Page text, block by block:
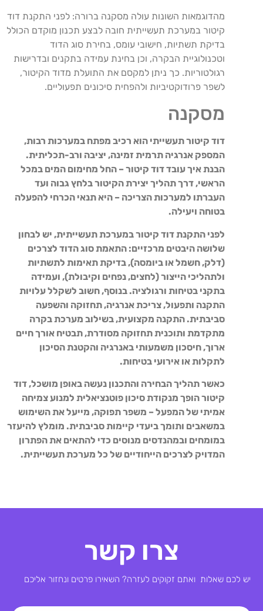
מהדוגמאות השונות עולה מסקנה ברורה: לפני התקנת דוד
קיטור במערכת תעשייתית חובה לבצע תכנון מוקדם הכולל
בדיקת תשתיות, חישובי עומס, בחירת סוג הדוד
וטכנולוגיית הבקרה, וכן בחינת עמידה בתקנים ובדרישות
רגולטוריות. כך ניתן למקסם את התועלת מדוד הקיטור,
לשפר פרודוקטיביות ולהפחית סיכונים תפעוליים.
מסקנה
דוד קיטור תעשייתי הוא רכיב מפתח במערכות רבות,
המספק אנרגיה תרמית זמינה, יציבה ורב-תכליתית.
הבנת איך עובד דוד קיטור – החל מחימום המים במכל
הראשי, דרך תהליך יצירת הקיטור בלחץ גבוה ועד
העברתו למערכות הצריכה – היא תנאי הכרחי להפעלה
בטוחה ויעילה.
לפני התקנת דוד קיטור במערכת תעשייתית, יש לבחון
שלושה היבטים מרכזיים: התאמת סוג הדוד לצרכים
(דלק, חשמל או ביומסה), בדיקת תאימות לתשתיות
ולתהליכי הייצור (לחצים, נפחים וקיבולת), ועמידה
בתקני בטיחות ורגולציה. בנוסף, חשוב לשקלל עלויות
התקנה ותפעול, צריכת אנרגיה, תחזוקה והשפעה
סביבתית. התקנה מקצועית, בשילוב מערכת בקרה
מתקדמת ותוכנית תחזוקה מסודרת, תבטיח אורך חיים
ארוך, חיסכון משמעותי באנרגיה והקטנת הסיכון
לתקלות או אירועי בטיחות.
כאשר תהליך הבחירה והתכנון נעשה באופן מושכל, דוד
קיטור הופך מנקודת סיכון פוטנציאלית למנוע צמיחה
אמיתי של המפעל – משפר תפוקה, מייעל את השימוש
במשאבים ותומך ביעדי קיימות סביבתית. מומלץ להיעזר
במומחים ובמהנדסים מנוסים כדי להתאים את הפתרון
המדויק לצרכים הייחודיים של כל מערכת תעשייתית.
צרו קשר
יש לכם שאלות ואתם זקוקים לעזרה? השאירו פרטים ונחזור אליכם